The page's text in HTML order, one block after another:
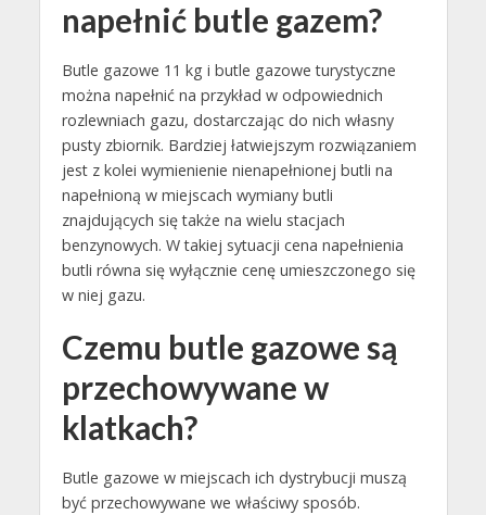
napełnić butle gazem?
Butle gazowe 11 kg i butle gazowe turystyczne
można napełnić na przykład w odpowiednich
rozlewniach gazu, dostarczając do nich własny
pusty zbiornik. Bardziej łatwiejszym rozwiązaniem
jest z kolei wymienienie nienapełnionej butli na
napełnioną w miejscach wymiany butli
znajdujących się także na wielu stacjach
benzynowych. W takiej sytuacji cena napełnienia
butli równa się wyłącznie cenę umieszczonego się
w niej gazu.
Czemu butle gazowe są
przechowywane w
klatkach?
Butle gazowe w miejscach ich dystrybucji muszą
być przechowywane we właściwy sposób.